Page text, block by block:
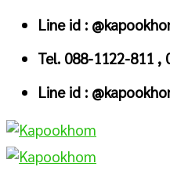
Skip
content
Line id :
Tel. 088-1122-811 ,
Line id :